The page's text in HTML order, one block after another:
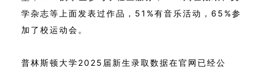
学杂志等上面发表过作品，51%有音乐活动，65%参
加了校运动会。
普林斯顿大学2025届新生录取数据在官网已经公